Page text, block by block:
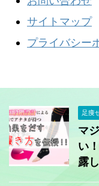
サイトマップ
プライバシー
足痩
マ
い
露